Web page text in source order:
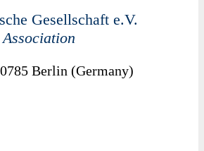
Gesellschaft e.V.
Berlin (Germany)